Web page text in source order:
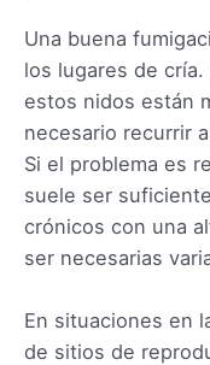
Una buena
los lugares de
estos nidos están
necesario recurrir
Si el problema es
suele ser
crónicos con una
ser necesarias
En situaciones en
de sitios de